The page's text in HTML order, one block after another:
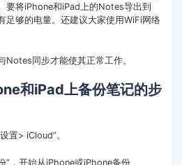
要将iPhone和iPad上的Notes导出到
足够的电量。还建议大家使用WiFi网络
Notes同步才能使其正常工作。
和iPad上备份笔记的步
置> iCloud”。
”，开始从iPhone或iPhone备份